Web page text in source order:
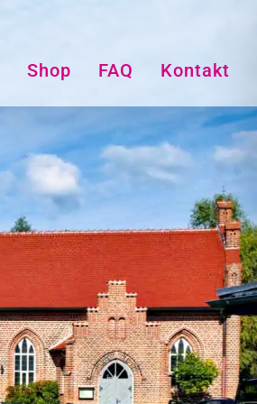
Shop FAQ Kontakt